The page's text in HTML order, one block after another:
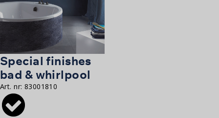
Special finishes
bad & whirlpool
Art. nr: 83001810